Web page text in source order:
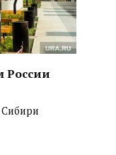
России
Сибири